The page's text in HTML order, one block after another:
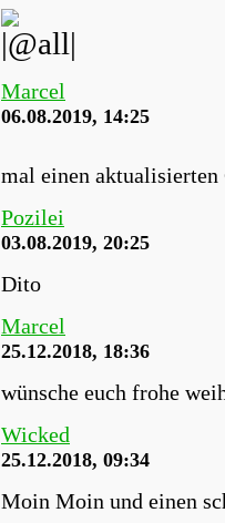
Marcel
06.08.2019, 14:25
mal einen
Pozilei
03.08.2019, 20:25
Dito
Marcel
25.12.2018, 18:36
wünsche euch frohe
Wicked
25.12.2018, 09:34
Moin Moin und einen